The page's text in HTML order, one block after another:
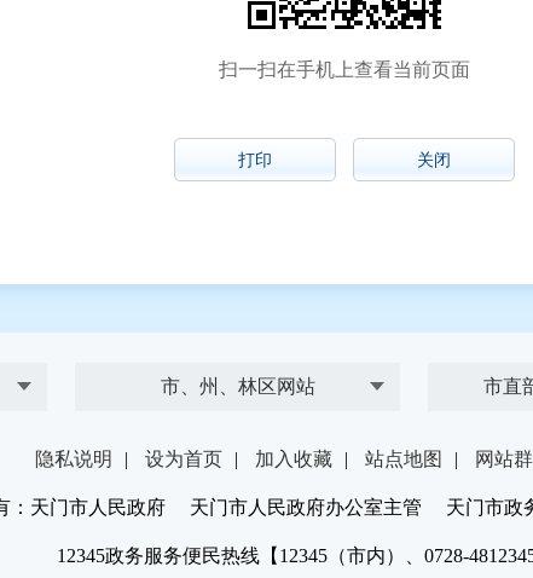
扫一扫在手机上查看当前页面
打印 关闭
市、州、林区网站 市直
隐私说明 | 设为首页 | 加入收藏 | 站点地图 | 网站群
：天门市人民政府 天门市人民政府办公室主管 天门市政
12345政务服务便民热线【12345（市内）、0728-